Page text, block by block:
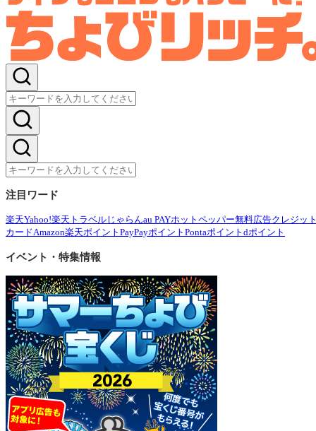
注目ワード
楽天Yahoo!楽天トラベル じゃらんau PAYホットペッパー無料広告クレジッ
カードAmazon楽天ポイント PayPayポイント Pontaポイント dポイント
イベント・特集情報